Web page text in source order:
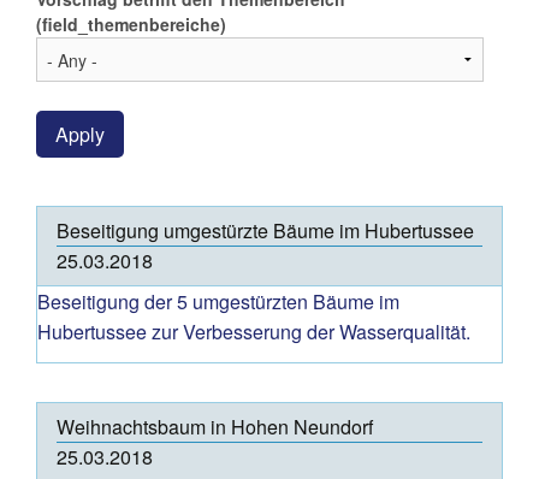
(field_themenbereiche)
Apply
Beseitigung umgestürzte Bäume im Hubertussee
25.03.2018
Beseitigung der 5 umgestürzten Bäume im
Hubertussee zur Verbesserung der Wasserqualität.
Weihnachtsbaum in Hohen Neundorf
25.03.2018